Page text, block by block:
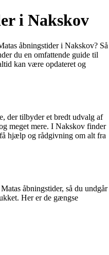
i Nakskov
åbningstider i Nakskov? Så
du en omfattende guide til
kan være opdateret og
der tilbyder et bredt udvalg af
meget mere. I Nakskov finder
hjælp og rådgivning om alt fra
åbningstider, så du undgår
Her er de gængse